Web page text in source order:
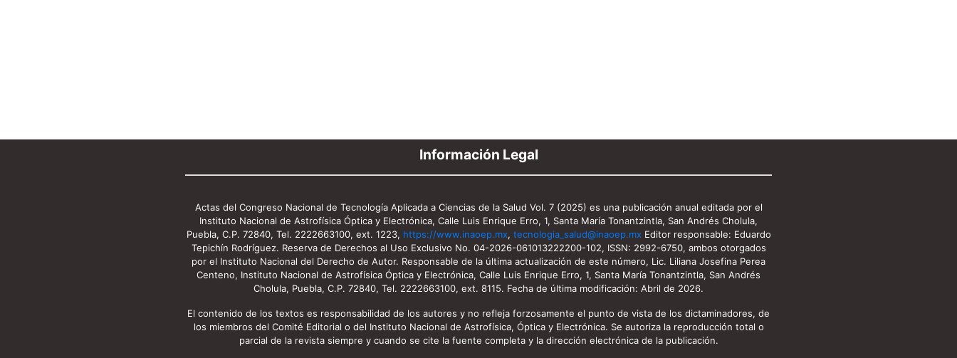
Información Legal
Actas del Congreso Nacional de Tecnología Aplicada a Ciencias de la Salud Vol. 7 (2025) es una publicación anual editada por el
Instituto Nacional de Astrofísica Óptica y Electrónica, Calle Luis Enrique Erro, 1, Santa María Tonantzintla, San Andrés Cholula,
Puebla, C.P. 72840, Tel. 2222663100, ext. 1223, https://www.inaoep.mx, tecnologia_salud@inaoep.mxEditor responsable: Eduardo
Tepichín Rodríguez. Reserva de Derechos al Uso Exclusivo No. 04-2026-061013222200-102, ISSN: 2992-6750, ambos otorgados
por el Instituto Nacional del Derecho de Autor. Responsable de la última actualización de este número, Lic. Liliana Josefina Perea
Centeno, Instituto Nacional de Astrofísica Óptica y Electrónica, Calle Luis Enrique Erro, 1, Santa María Tonantzintla, San Andrés
Cholula, Puebla, C.P. 72840, Tel. 2222663100, ext. 8115. Fecha de última modificación: Abril de 2026.
El contenido de los textos es responsabilidad de los autores y no refleja forzosamente el punto de vista de los dictaminadores, de
los miembros del Comité Editorial o del Instituto Nacional de Astrofísica, Óptica y Electrónica. Se autoriza la reproducción total o
parcial de la revista siempre y cuando se cite la fuente completa y la dirección electrónica de la publicación.